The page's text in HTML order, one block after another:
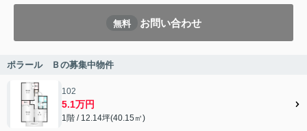
無料 お問い合わせ
ポラール Ｂの募集中物件
102
5.1万円
1階 / 12.14坪(40.15㎡)